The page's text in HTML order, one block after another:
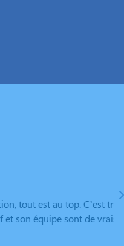
bien accompagné dans
respectueux.